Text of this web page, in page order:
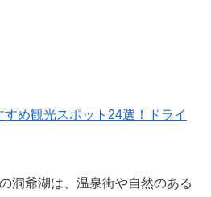
すめ観光スポット24選！ドライ
洞爺湖は、温泉街や自然のある